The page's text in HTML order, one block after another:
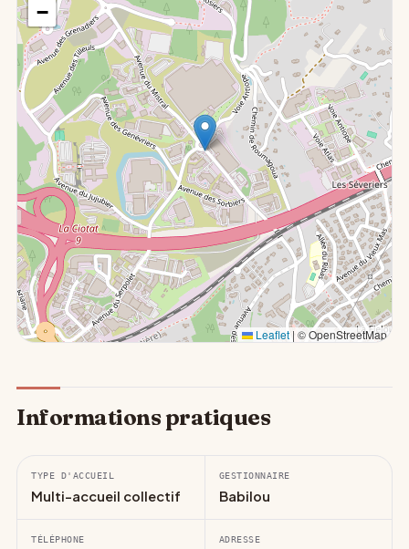
−
Leaflet | © OpenStreetMap
Informations pratiques
TYPE D'ACCUEIL
Multi-accueil collectif
GESTIONNAIRE
Babilou
TÉLÉPHONE ADRESSE